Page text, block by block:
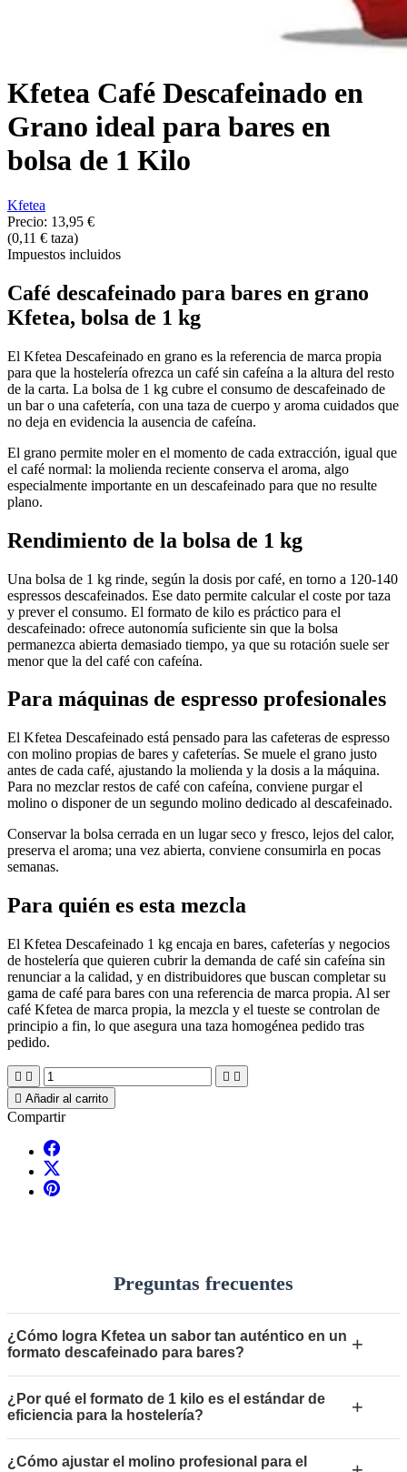
Kfetea Café Descafeinado en
Grano ideal para bares en
bolsa de 1 Kilo
Kfetea
Precio: 13,95 €
(0,11 € taza)
Impuestos incluidos
Café descafeinado para bares en grano
Kfetea, bolsa de 1 kg
El Kfetea Descafeinado en grano es la referencia de marca propia
para que la hostelería ofrezca un café sin cafeína a la altura del resto
de la carta. La bolsa de 1 kg cubre el consumo de descafeinado de
un bar o una cafetería, con una taza de cuerpo y aroma cuidados que
no deja en evidencia la ausencia de cafeína.
El grano permite moler en el momento de cada extracción, igual que
el café normal: la molienda reciente conserva el aroma, algo
especialmente importante en un descafeinado para que no resulte
plano.
Rendimiento de la bolsa de 1 kg
Una bolsa de 1 kg rinde, según la dosis por café, en torno a 120-140
espressos descafeinados. Ese dato permite calcular el coste por taza
y prever el consumo. El formato de kilo es práctico para el
descafeinado: ofrece autonomía suficiente sin que la bolsa
permanezca abierta demasiado tiempo, ya que su rotación suele ser
menor que la del café con cafeína.
Para máquinas de espresso profesionales
El Kfetea Descafeinado está pensado para las cafeteras de espresso
con molino propias de bares y cafeterías. Se muele el grano justo
antes de cada café, ajustando la molienda y la dosis a la máquina.
Para no mezclar restos de café con cafeína, conviene purgar el
molino o disponer de un segundo molino dedicado al descafeinado.
Conservar la bolsa cerrada en un lugar seco y fresco, lejos del calor,
preserva el aroma; una vez abierta, conviene consumirla en pocas
semanas.
Para quién es esta mezcla
El Kfetea Descafeinado 1 kg encaja en bares, cafeterías y negocios
de hostelería que quieren cubrir la demanda de café sin cafeína sin
renunciar a la calidad, y en distribuidores que buscan completar su
gama de café para bares con una referencia de marca propia. Al ser
café Kfetea de marca propia, la mezcla y el tueste se controlan de
principio a fin, lo que asegura una taza homogénea pedido tras
pedido.
   
 Añadir al carrito
Compartir
Preguntas frecuentes
¿Cómo logra Kfetea un sabor tan auténtico en un
formato descafeinado para bares?
+
¿Por qué el formato de 1 kilo es el estándar de
eficiencia para la hostelería?
+
¿Cómo ajustar el molino profesional para el